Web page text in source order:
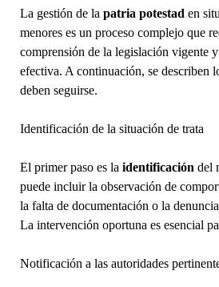
La gestión de la patria potestad en
menores es un proceso complejo que
comprensión de la legislación vigente
efectiva. A continuación, se describen
deben seguirse.
Identificación de la situación de trata
El primer paso es la identificación del
puede incluir la observación de
la falta de documentación o la
La intervención oportuna es esencial
Notificación a las autoridades